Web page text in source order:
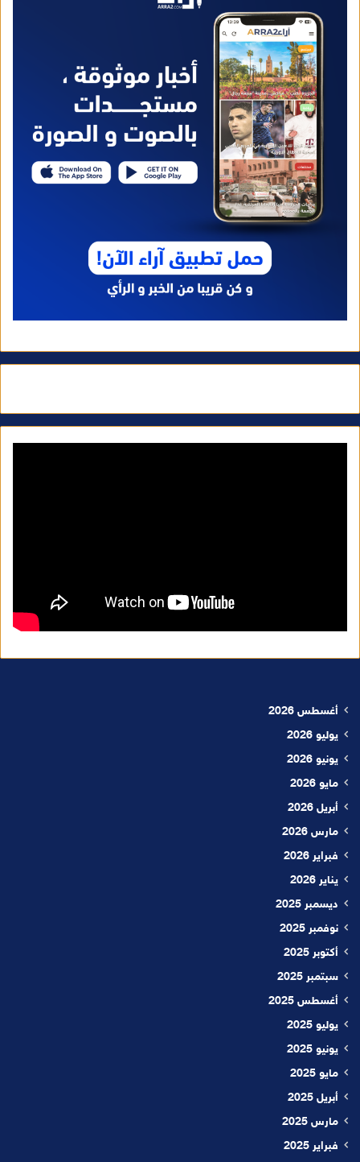
أغسطس 2026
يوليو 2026
يونيو 2026
مايو 2026
أبريل 2026
مارس 2026
فبراير 2026
يناير 2026
ديسمبر 2025
نوفمبر 2025
أكتوبر 2025
سبتمبر 2025
أغسطس 2025
يوليو 2025
يونيو 2025
مايو 2025
أبريل 2025
مارس 2025
فبراير 2025